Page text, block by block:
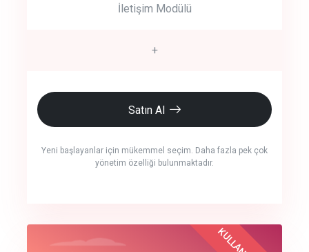
İletişim Modülü
+
Satın Al
Yeni başlayanlar için mükemmel seçim. Daha fazla pek çok
yönetim özelliği bulunmaktadır.
crm auto cync